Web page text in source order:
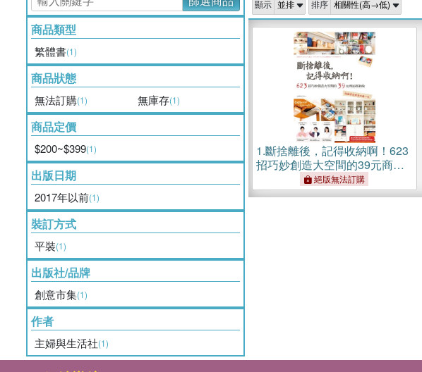
商品類型
繁體書(1)
商品狀態
無法訂購(1) 無庫存(1)
商品定價
$200~$399(1)
出版日期
2017年以前(1)
裝訂方式
平裝(1)
出版社/品牌
創意市集(1)
作者
主婦與生活社(1)
顯示 排序
1.斷捨離後，記得收納啊！623
招巧妙創造大空間的39元商品
收納術，迎接清爽俐落的每一
天
絕版無法訂購